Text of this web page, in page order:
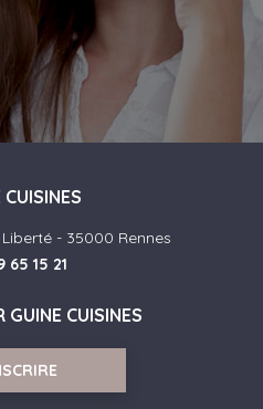
CUISINES
- 35000 Rennes
65 15 21
GUINE CUISINES